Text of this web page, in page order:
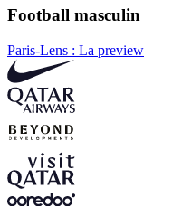
Football masculin
Paris-Lens : La preview